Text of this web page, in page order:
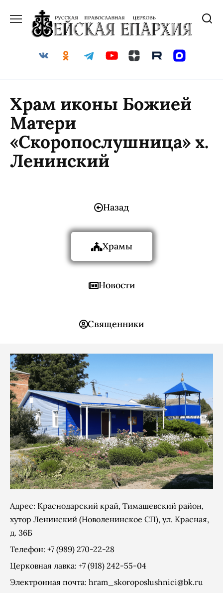
Храм иконы Божией
Матери
«Скоропослушница» х.
Ленинский
Назад
Храмы
Новости
Священники
Адрес: Краснодарский край, Тимашевский район,
хутор Ленинский (Новоленинское СП), ул. Красная,
д. 36Б
Телефон: +7 (989) 270-22-28
Церковная лавка: +7 (918) 242-55-04
Электронная почта: hram_skoroposlushnici@bk.ru